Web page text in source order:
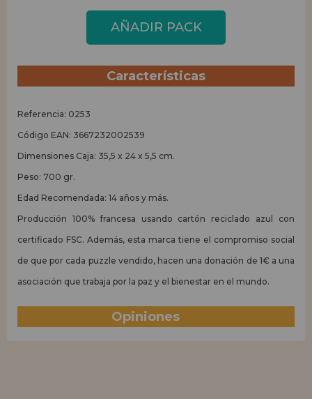
AÑADIR PACK
Características
Referencia: 0253
Código EAN: 3667232002539
Dimensiones Caja: 35,5 x 24 x 5,5 cm.
Peso: 700 gr.
Edad Recomendada: 14 años y más.
Producción 100% francesa usando cartón reciclado azul con
certificado FSC. Además, esta marca tiene el compromiso social
de que por cada puzzle vendido, hacen una donación de 1€ a una
asociación que trabaja por la paz y el bienestar en el mundo.
Opiniones